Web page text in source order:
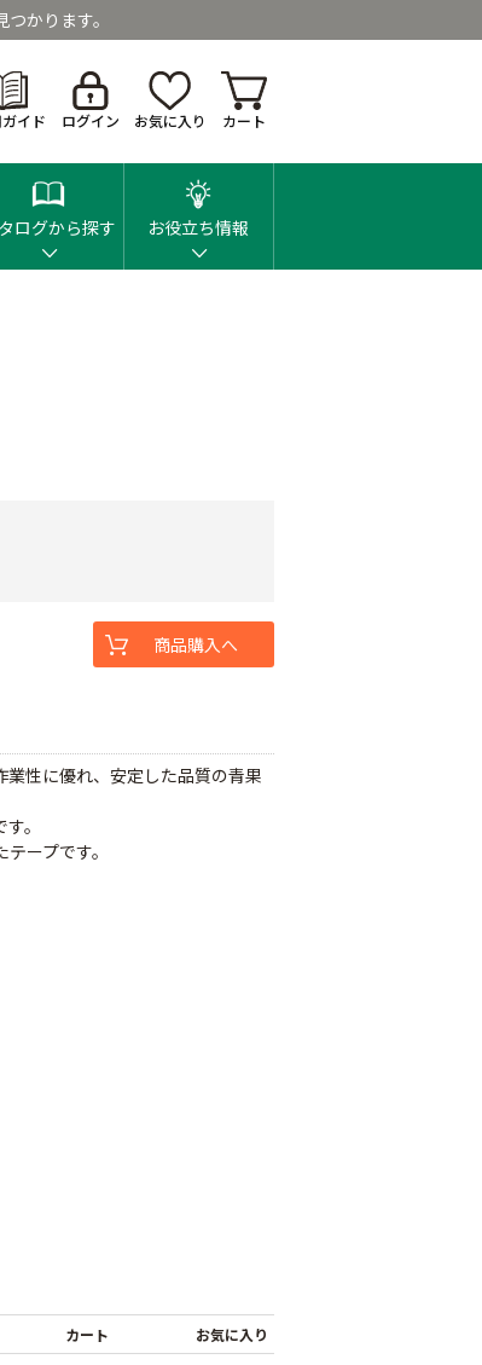
かります。
イド ログイン お気に入り カート
ログから探す お役立ち情報
業性に優れ、安定した品質の青果
。
ープです。
商品購入へ
カート お気に入り